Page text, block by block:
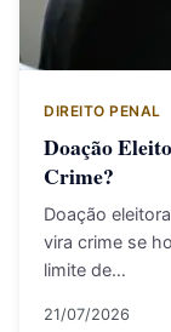
DIREITO PENAL
Doação
Crime?
Doação
vira crime se
limite de…
21/07/2026